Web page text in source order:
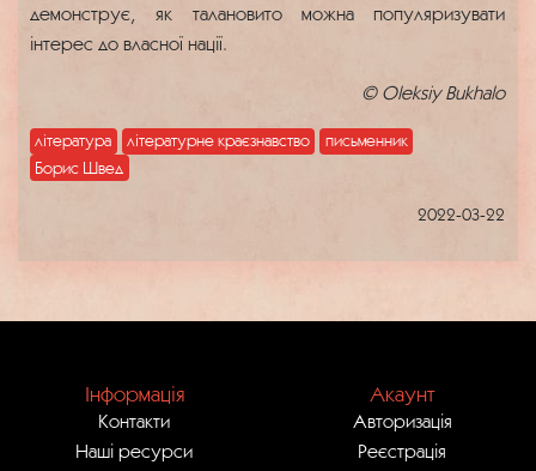
демонструє, як талановито можна популяризувати
інтерес до власної нації.
© Oleksiy Bukhalo
література літературне краєзнавство
письменник
Борис Швед
2022-03-22
Інформація
Контакти
Наші ресурси
Акаунт
Авторизація
Реєстрація